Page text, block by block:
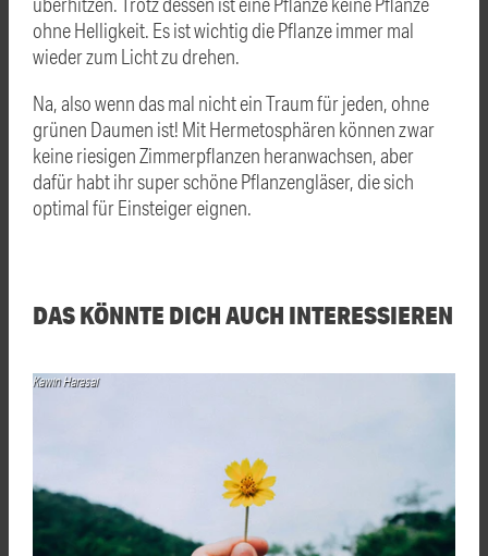
ohne Helligkeit. Es ist wichtig die Pflanze immer mal
wieder zum Licht zu drehen.
Na, also wenn das mal nicht ein Traum für jeden, ohne
grünen Daumen ist! Mit Hermetosphären können zwar
keine riesigen Zimmerpflanzen heranwachsen, aber
dafür habt ihr super schöne Pflanzengläser, die sich
optimal für Einsteiger eignen.
DAS KÖNNTE DICH AUCH INTERESSIEREN
Kawin Harasai